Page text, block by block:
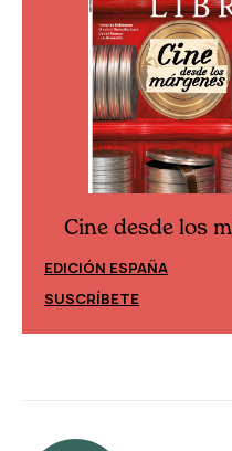
Cine desde los
EDICIÓN ESPAÑA
SUSCRÍBETE